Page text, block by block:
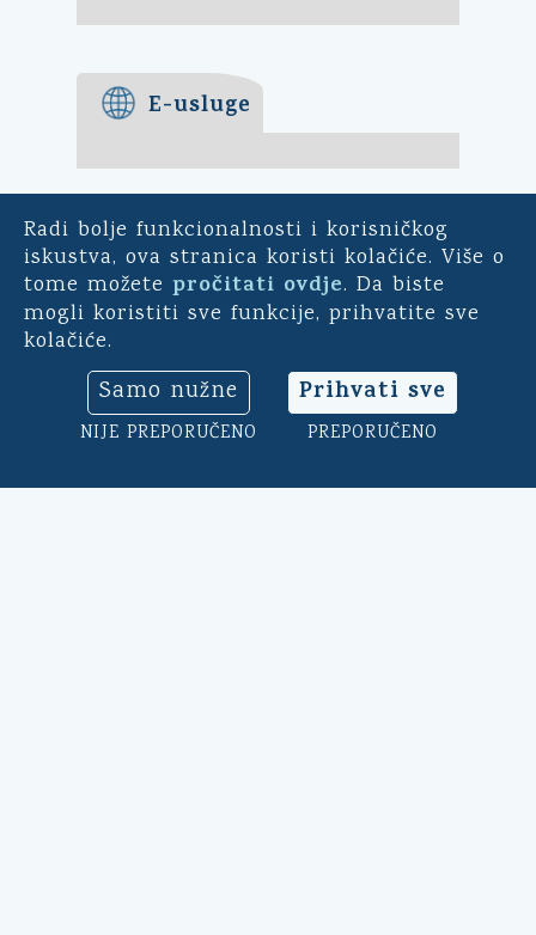
Radi bolje funkcionalnosti i korisničkog
iskustva, ova stranica koristi kolačiće. Više o
tome možete pročitati ovdje. Da biste
mogli koristiti sve funkcije, prihvatite sve
kolačiće.
Samo nužne
NIJE PREPORUČENO
Prihvati sve
PREPORUČENO
E-usluge
E-demokracija
Za mještane Općine Kali -
uključite se u ankete o
općinu. Sudjelujte u
savjetodavnim e-referendumima.
Osim toga, na ovoj aplikaciji